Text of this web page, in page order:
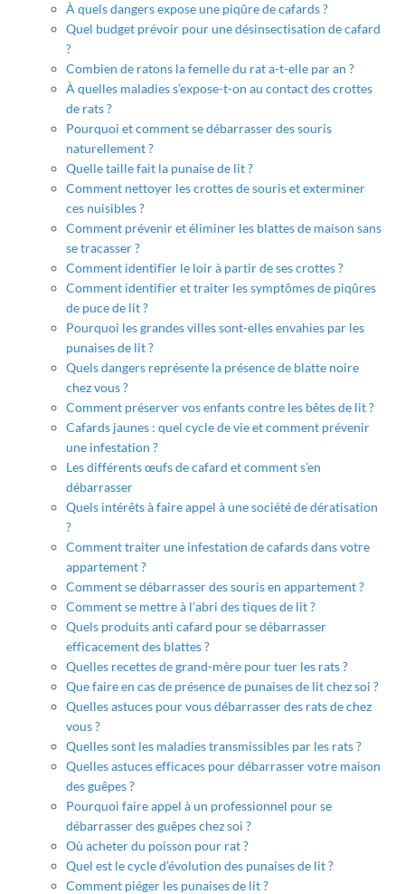
À quels dangers expose une piqûre de cafards ?
Quel budget prévoir pour une désinsectisation de cafard
?
Combien de ratons la femelle du rat a-t-elle par an ?
À quelles maladies s’expose-t-on au contact des crottes
de rats ?
Pourquoi et comment se débarrasser des souris
naturellement ?
Quelle taille fait la punaise de lit ?
Comment nettoyer les crottes de souris et exterminer
ces nuisibles ?
Comment prévenir et éliminer les blattes de maison sans
se tracasser ?
Comment identifier le loir à partir de ses crottes ?
Comment identifier et traiter les symptômes de piqûres
de puce de lit ?
Pourquoi les grandes villes sont-elles envahies par les
punaises de lit ?
Quels dangers représente la présence de blatte noire
chez vous ?
Comment préserver vos enfants contre les bêtes de lit ?
Cafards jaunes : quel cycle de vie et comment prévenir
une infestation ?
Les différents œufs de cafard et comment s’en
débarrasser
Quels intérêts à faire appel à une société de dératisation
?
Comment traiter une infestation de cafards dans votre
appartement ?
Comment se débarrasser des souris en appartement ?
Comment se mettre à l’abri des tiques de lit ?
Quels produits anti cafard pour se débarrasser
efficacement des blattes ?
Quelles recettes de grand-mère pour tuer les rats ?
Que faire en cas de présence de punaises de lit chez soi ?
Quelles astuces pour vous débarrasser des rats de chez
vous ?
Quelles sont les maladies transmissibles par les rats ?
Quelles astuces efficaces pour débarrasser votre maison
des guêpes ?
Pourquoi faire appel à un professionnel pour se
débarrasser des guêpes chez soi ?
Où acheter du poisson pour rat ?
Quel est le cycle d’évolution des punaises de lit ?
Comment piéger les punaises de lit ?